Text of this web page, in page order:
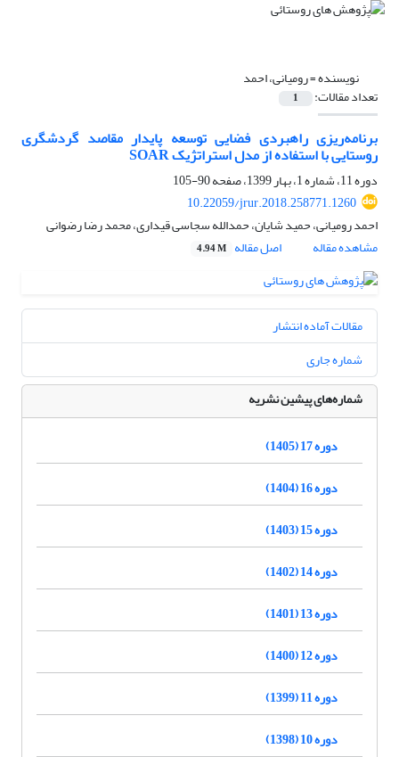
نویسنده =رومیانی، احمد
تعداد مقالات: 1
برنامه‌ریزی راهبردی فضایی توسعه پایدار مقاصد گردشگری
روستایی با استفاده از مدل استراتژیک SOAR
دوره 11، شماره 1، بهار 1399، صفحه
90-105
10.22059/jrur.2018.258771.1260
احمد رومیانی، حمید شایان، حمدالله سجاسی قیداری، محمد رضا رضوانی
مشاهده مقاله
اصل مقاله 4.94 M
مقالات آماده انتشار
شماره جاری
شماره‌های پیشین نشریه
دوره 17 (1405)
دوره 16 (1404)
دوره 15 (1403)
دوره 14 (1402)
دوره 13 (1401)
دوره 12 (1400)
دوره 11 (1399)
دوره 10 (1398)